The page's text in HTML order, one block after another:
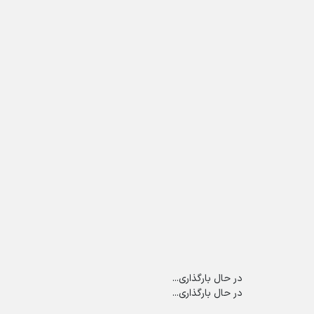
در حال بارگذاری...
در حال بارگذاری...